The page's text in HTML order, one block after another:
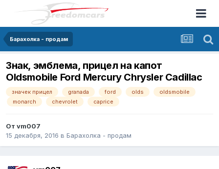
Барахолка - продам
Знак, эмблема, прицел на капот
Oldsmobile Ford Mercury Chrysler Cadillac
значек прицел granada ford olds
oldsmobile
monarch
chevrolet caprice
От vm007
15 декабря, 2016 в Барахолка - продам